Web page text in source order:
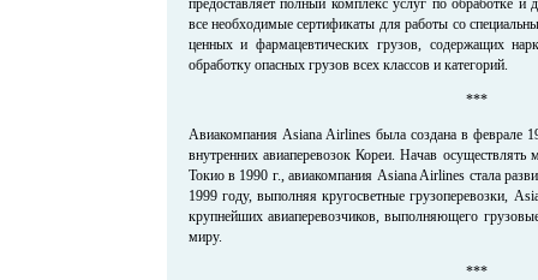
все необходимые сертификаты для работы со
ценных и фармацевтических грузов, содержащих
обработку опасных грузов всех классов и категорий.
***
Авиакомпания Asiana Airlines была создана в феврале
внутренних авиаперевозок Кореи. Начав
Токио в 1990 г., авиакомпания Asiana Airlines стала
1999 году, выполняя кругосветные грузоперевозки,
крупнейших авиаперевозчиков, выполняющего
миру.
***